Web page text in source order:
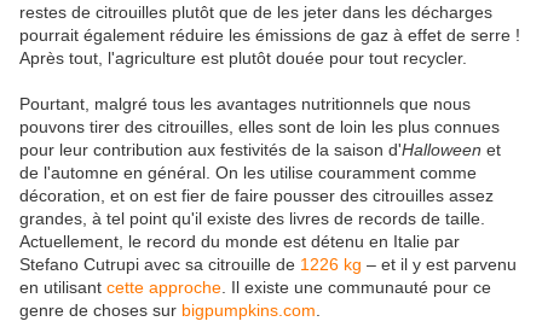
restes de citrouilles plutôt que de les jeter dans les décharges
pourrait également réduire les émissions de gaz à effet de serre !
Après tout, l'agriculture est plutôt douée pour tout recycler.
Pourtant, malgré tous les avantages nutritionnels que nous
pouvons tirer des citrouilles, elles sont de loin les plus connues
pour leur contribution aux festivités de la saison d'Halloween et
de l'automne en général. On les utilise couramment comme
décoration, et on est fier de faire pousser des citrouilles assez
grandes, à tel point qu'il existe des livres de records de taille.
Actuellement, le record du monde est détenu en Italie par
Stefano Cutrupi avec sa citrouille de 1226 kg – et il y est parvenu
en utilisant cette approche . Il existe une communauté pour ce
genre de choses sur bigpumpkins.com